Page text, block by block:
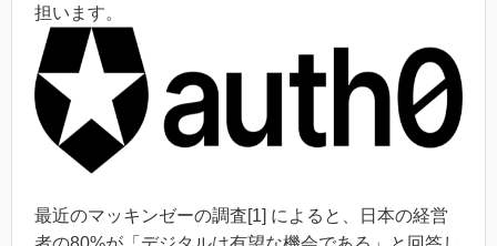
担います。
最近のマッキンゼーの調査[1] によると、日本の経営